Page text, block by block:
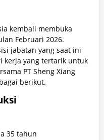
kembali membuka
Februari 2026.
jabatan yang saat ini
kerja yang tertarik untuk
PT Sheng Xiang
berikut.
35 tahun